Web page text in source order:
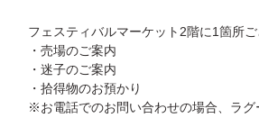
フェスティバルマーケット2階に1箇所ご
・売場のご案内
・迷子のご案内
・拾得物のお預かり
※お電話でのお問い合わせの場合、ラグ